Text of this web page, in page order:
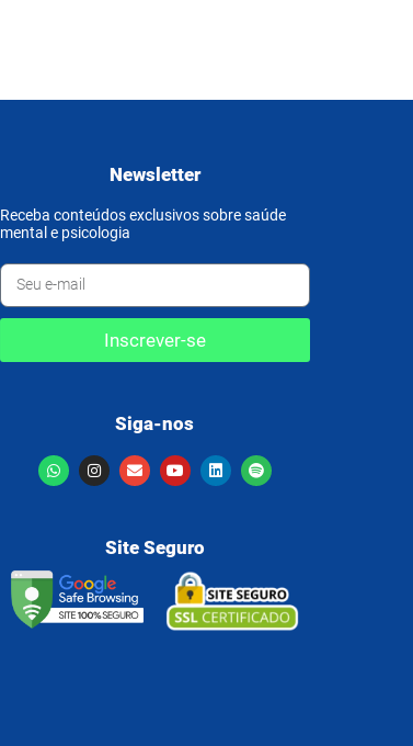
Newsletter
Receba conteúdos exclusivos sobre saúde
mental e psicologia
Inscrever-se
Siga-nos
Site Seguro